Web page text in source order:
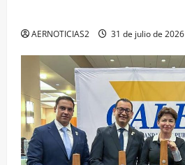
AERNOTICIAS2 31 de julio de 2026